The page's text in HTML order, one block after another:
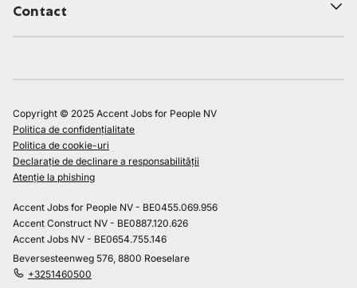
Contact
Copyright © 2025 Accent Jobs for People NV
Politica de confidențialitate
Politica de cookie-uri
Declarație de declinare a responsabilității
Atenție la phishing
Accent Jobs for People NV - BE0455.069.956
Accent Construct NV - BE0887.120.626
Accent Jobs NV - BE0654.755.146
Beversesteenweg 576, 8800 Roeselare
+3251460500